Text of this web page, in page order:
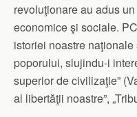
revoluţionare au adus
economice şi sociale.
istoriei noastre
poporului, slujindu-i
superior de civilizaţie”
al libertăţii noastre”,